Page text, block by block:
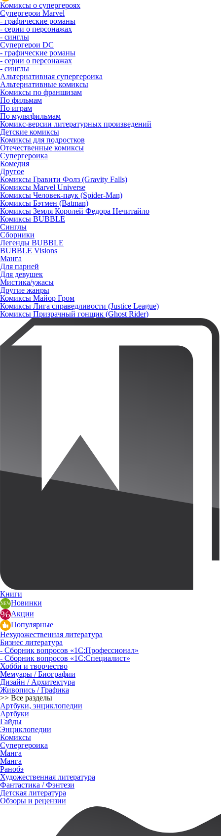
Комиксы о супергероях
Супергерои Marvel
- графические романы
- серии о персонажах
- синглы
Супергерои DC
- графические романы
- серии о персонажах
- синглы
Альтернативная супергероика
Альтернативные комиксы
Комиксы по франшизам
По фильмам
По играм
По мультфильмам
Комикс-версии литературных произведений
Детские комиксы
Комиксы для подростков
Отечественные комиксы
Супергероика
Комедия
Другое
Комиксы Гравити Фолз (Gravity Falls)
Комиксы Marvel Universe
Комиксы Человек-паук (Spider-Man)
Комиксы Бэтмен (Batman)
Комиксы Земля Королей Федора Нечитайло
Комиксы BUBBLE
Синглы
Сборники
Легенды BUBBLE
BUBBLE Visions
Манга
Для парней
Для девушек
Мистика/ужасы
Другие жанры
Комиксы Майор Гром
Комиксы Лига справедливости (Justice League)
Комиксы Призрачный гонщик (Ghost Rider)
Книги
Новинки
Акции
Популярные
Нехудожественная литература
Бизнес литература
- Сборник вопросов «1С:Профессионал»
- Сборник вопросов «1С:Специалист»
Хобби и творчество
Мемуары / Биографии
Дизайн / Архитектура
Живопись / Графика
>> Все разделы
Артбуки, энциклопедии
Артбуки
Гайды
Энциклопедии
Комиксы
Супергероика
Манга
Манга
Ранобэ
Художественная литература
Фантастика / Фэнтези
Детская литература
Обзоры и рецензии